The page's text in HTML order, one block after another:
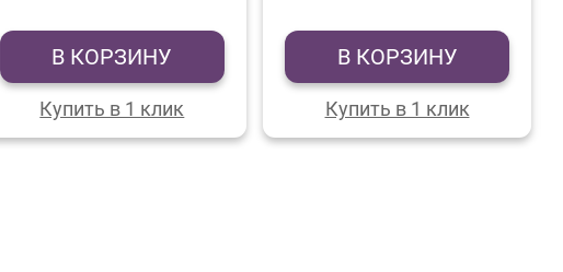
В КОРЗИНУ
Купить в 1 клик
В КОРЗИНУ
Купить в 1 клик